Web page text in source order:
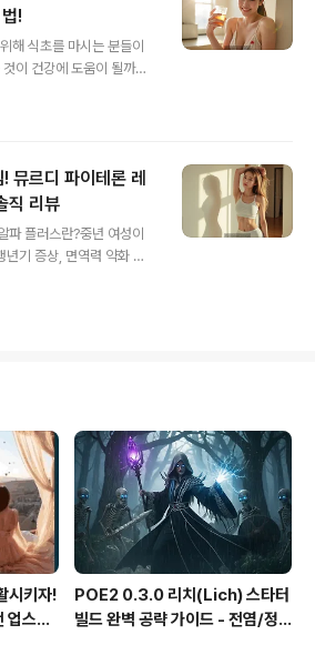
!
해 식초를 마시는 분들이
이 건강에 도움이 될까요?
이점연구에서 밝혀진 식
편해지는 느낌이 들 때가
께 섭취하면 식후 혈당 급
있어요. 당뇨 환자를 대상
마신 그룹의 혈당 수치가
다​.heart.org체중 관리:
정도예요. 실제로 한 연구
뮤르디 파이테론 레
직 리뷰
파 플러스란?중년 여성이
년기 증상, 면역력 약화 등
'뮤르디 파이테론 레디포
물과 백수오, 피부 탄력 개
화 효과가 뛰어난 링곤베
분으로 구성되어 있습니
로겐을 풍부하게 함유해
기 증상 완화에 도움을 줍
들은 "..
시키자!
스케
POE2 0.3.0 리치(Lich) 스타터
빌드 완벽 공략 가이드 - 전염/정